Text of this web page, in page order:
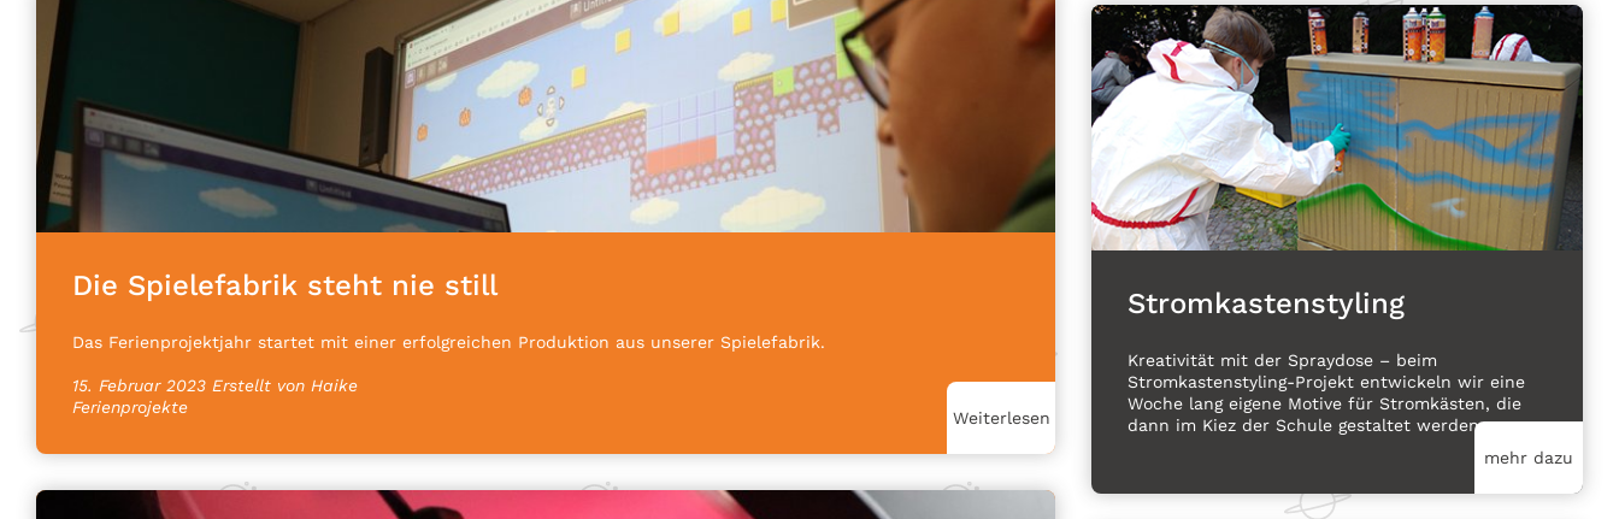
Die Spielefabrik steht nie still
Das Ferienprojektjahr startet mit einer erfolgreichen Produktion aus unserer Spielefabrik.
15. Februar 2023 Erstellt von Haike
Ferienprojekte
Weiterlesen
Stromkastenstyling
Kreativität mit der Spraydose – beim
Stromkastenstyling-Projekt entwickeln wir eine
Woche lang eigene Motive für Stromkästen, die
dann im Kiez der Schule gestaltet werden.
mehr dazu